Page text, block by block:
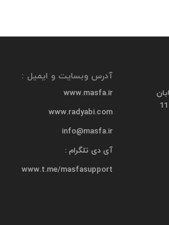
دکتر مفتح شمالی ، کوچه دوازدهم ، پلاک 11
آدرس وبسایت و ایمیل :
www.masfa.ir
www.radyabi.com
info@masfa.ir
آی دی تلگرام :
www.t.me/masfasupport